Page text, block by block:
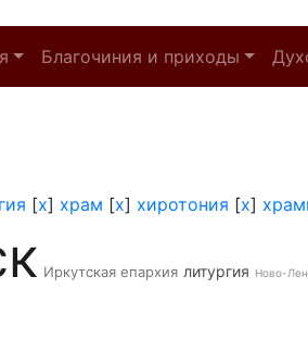
Благочиния и приходы
[x] храм [x] хиротония [x]
Иркутская епархия литургия Ново-